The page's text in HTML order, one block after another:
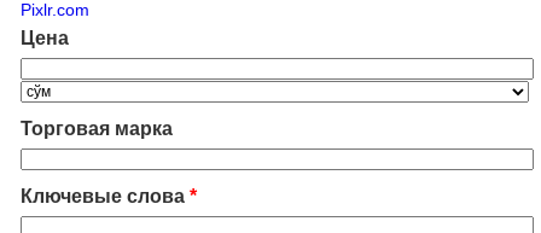
Pixlr.com
Цена
Торговая марка
Ключевые слова *